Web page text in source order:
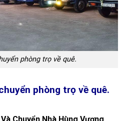
phòng trọ về quê.
phòng trọ về quê.